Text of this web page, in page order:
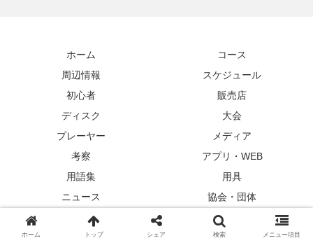
ホーム
コース
周辺情報
スケジュール
初心者
販売店
ディスク
大会
プレーヤー
メディア
考察
アプリ・WEB
用語集
用具
ニュース
協会・団体
ブログ
ホーム トップ シェア 検索 メニュー項目